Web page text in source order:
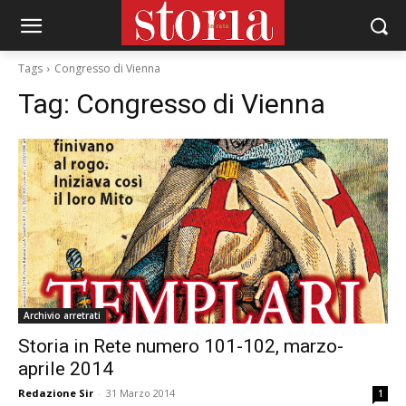
Tags Congresso di Vienna
Tag: Congresso di Vienna
Archivio arretrati
Storia in Rete numero 101-102, marzo-
aprile 2014
Redazione Sir - 31 Marzo 2014 1